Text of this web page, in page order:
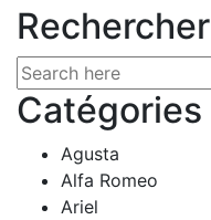
Rechercher
Catégories
Agusta
Alfa Romeo
Ariel